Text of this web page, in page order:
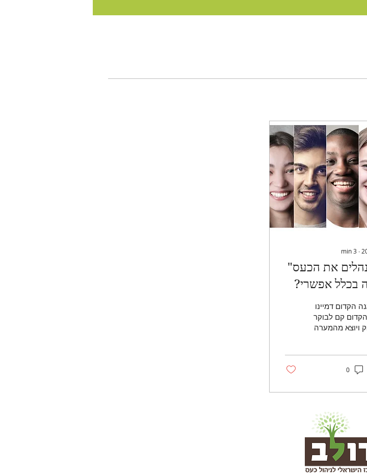
∙
3
min
את הכעס"
בכלל אפשרי?
הקדום דמיינו
קם לבוקר
ויוצא מהמערה
0